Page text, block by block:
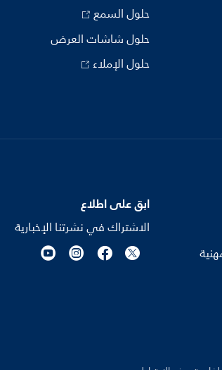
حلول السمع
حلول شاشات العرض
حلول الإملاء
ابق على اطلاع
الاشتراك في نشرتنا الإخبارية